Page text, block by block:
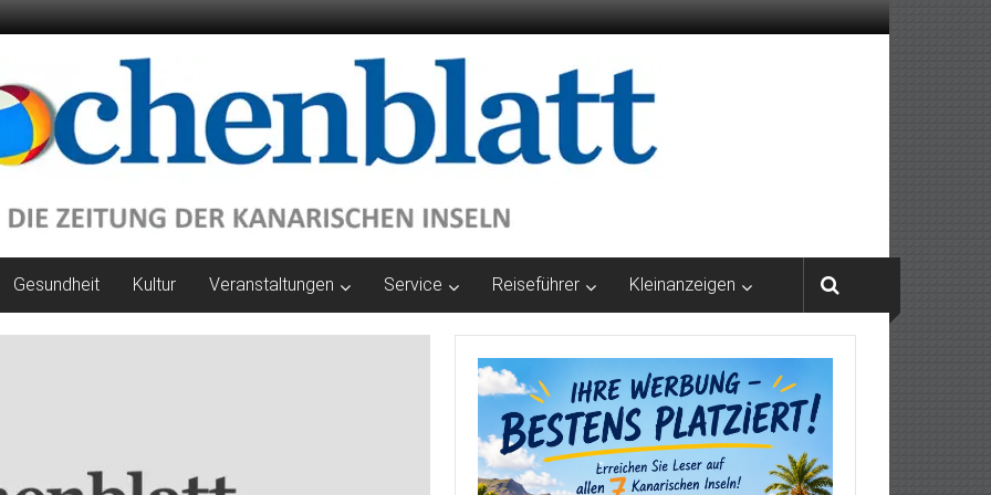
Gesundheit Kultur Veranstaltungen Service Reiseführer Kleinanzeigen